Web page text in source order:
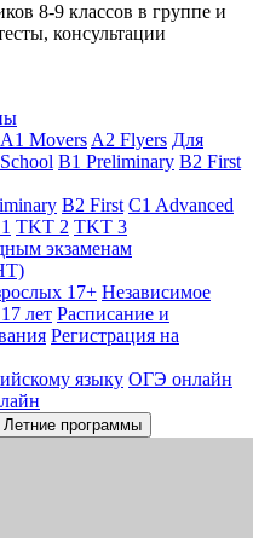
8-9 классов в группе и
консультации
A1 Movers A2 Flyers Для
B1 Preliminary B2 First
B2 First C1 Advanced
TKT 2 TKT 3
экзаменам
17+ Независимое
лет Расписание и
Регистрация на
языку ОГЭ онлайн
Летние программы